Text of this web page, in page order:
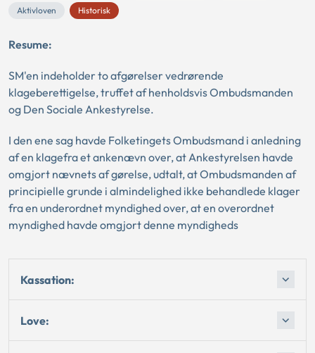
Aktivloven
Historisk
Resume:
SM'en indeholder to afgørelser vedrørende
klageberettigelse, truffet af henholdsvis Ombudsmanden
og Den Sociale Ankestyrelse.
I den ene sag havde Folketingets Ombudsmand i anledning
af en klagefra et ankenævn over, at Ankestyrelsen havde
omgjort nævnets af gørelse, udtalt, at Ombudsmanden af
principielle grunde i almindelighed ikke behandlede klager
fra en underordnet myndighed over, at en overordnet
myndighed havde omgjort denne myndigheds
Kassation:
Love: